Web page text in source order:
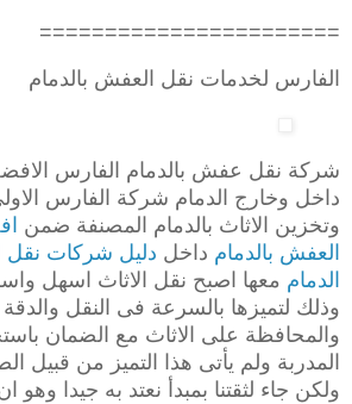
=======================
الفارس لخدمات نقل العفش بالدمام
شركة نقل عفش بالدمام الفارس
داخل وخارج الدمام شركة الفارس
وتخزين الاثاث بالدمام المصنفة ضمن
العفش بالدمام داخل دليل شركات
الدمام معها اصبح نقل الاثاث اسهل
وذلك لتميزها بالسرعة فى النقل والدقة
والمحافظة على الاثاث مع الضمان
المدربة ولم يأتى هذا التميز من قبيل
ولكن جاء لثقتنا بمبدأ نعتد به جيدا وهو